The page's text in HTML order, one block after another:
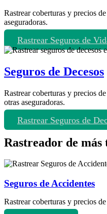
Rastrear coberturas y precios
aseguradoras.
Rastrear Seguros de
Seguros de Decesos
Rastrear coberturas y precios
otras aseguradoras.
Rastrear Seguros de
Rastreador de más
Seguros de Accidentes
Rastrear coberturas y precios